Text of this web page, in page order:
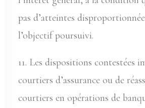
pas d’atteintes
l’objectif poursuivi.
11. Les dispositions contestées
courtiers d’assurance ou de
courtiers en opérations de